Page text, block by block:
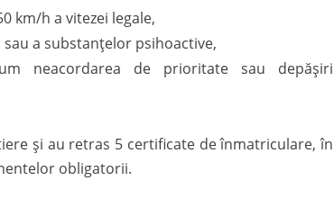
km/h a vitezei legale,
a substanțelor psihoactive,
neacordarea de prioritate sau depășiri
și au retras 5 certificate de înmatriculare, în
obligatorii.